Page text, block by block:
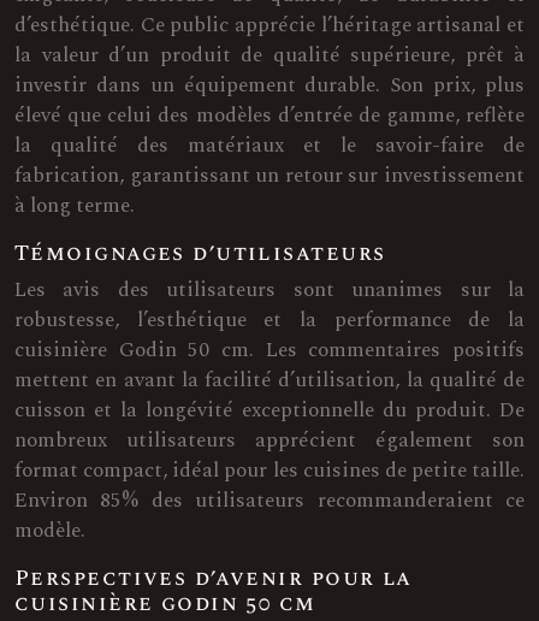
d’esthétique. Ce public apprécie l’héritage artisanal et
la valeur d’un produit de qualité supérieure, prêt à
investir dans un équipement durable. Son prix, plus
élevé que celui des modèles d’entrée de gamme, reflète
la qualité des matériaux et le savoir-faire de
fabrication, garantissant un retour sur investissement
à long terme.
Témoignages d’utilisateurs
Les avis des utilisateurs sont unanimes sur la
robustesse, l’esthétique et la performance de la
cuisinière Godin 50 cm. Les commentaires positifs
mettent en avant la facilité d’utilisation, la qualité de
cuisson et la longévité exceptionnelle du produit. De
nombreux utilisateurs apprécient également son
format compact, idéal pour les cuisines de petite taille.
Environ 85% des utilisateurs recommanderaient ce
modèle.
Perspectives d’avenir pour la
cuisinière godin 50 cm